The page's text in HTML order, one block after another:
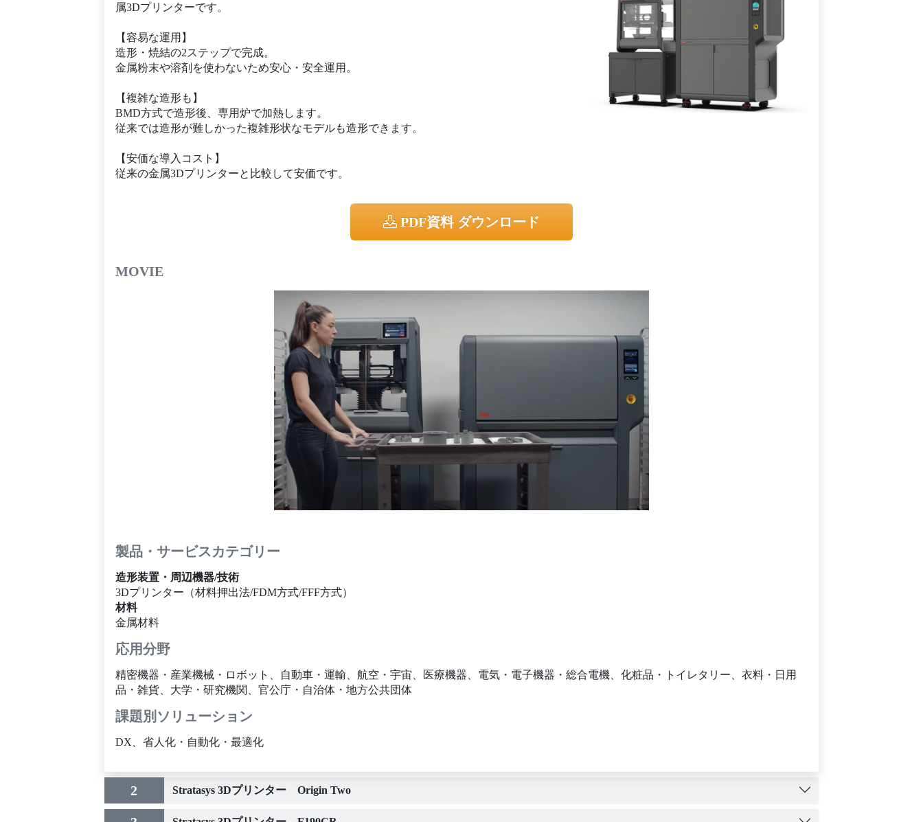
属3Dプリンターです。
【容易な運用】
造形・焼結の2ステップで完成。
金属粉末や溶剤を使わないため安心・安全運用。
【複雑な造形も】
BMD方式で造形後、専用炉で加熱します。
従来では造形が難しかった複雑形状なモデルも造形できます。
【安価な導入コスト】
従来の金属3Dプリンターと比較して安価です。
PDF資料 ダウンロード
MOVIE
製品・サービスカテゴリー
造形装置・周辺機器/技術
3Dプリンター（材料押出法/FDM方式/FFF方式）
材料
金属材料
応用分野
精密機器・産業機械・ロボット、自動車・運輸、航空・宇宙、医療機器、電気・電子機器・総合電機、化粧品・トイレタリー、衣料・日用
品・雑貨、大学・研究機関、官公庁・自治体・地方公共団体
課題別ソリューション
DX、省人化・自動化・最適化
2 Stratasys 3Dプリンター Origin Two